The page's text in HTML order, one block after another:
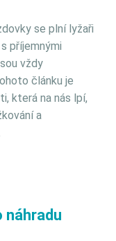
se plní lyžaři
příjemnými
vždy
článku je
která na nás lpí,
a